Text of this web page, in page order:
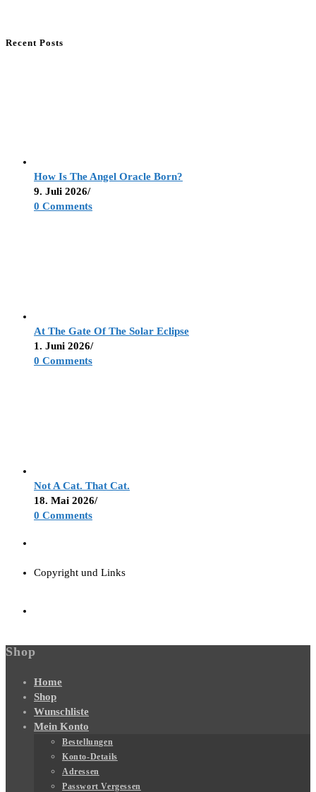
Recent Posts
How Is The Angel Oracle Born?
9. Juli 2026/
0 Comments
At The Gate Of The Solar Eclipse
1. Juni 2026/
0 Comments
Not A Cat. That Cat.
18. Mai 2026/
0 Comments
Copyright und Links
Shop
Home
Shop
Wunschliste
Mein Konto
Bestellungen
Konto-Details
Adressen
Passwort Vergessen